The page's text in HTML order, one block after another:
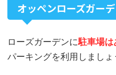
オッペンローズガー
ローズガーデンに駐車場は
パーキングを利用しましょ